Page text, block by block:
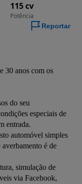
115 cv
Potência
Reportar
30 anos com os
do seu
especiais de
entrada.
automóvel simples
averbamento é de
simulação de
via Facebook,